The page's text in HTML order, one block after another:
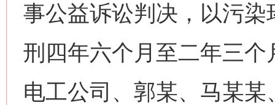
事公益诉讼判决，以污
刑四年六个月至二年三
电工公司、郭某、马某